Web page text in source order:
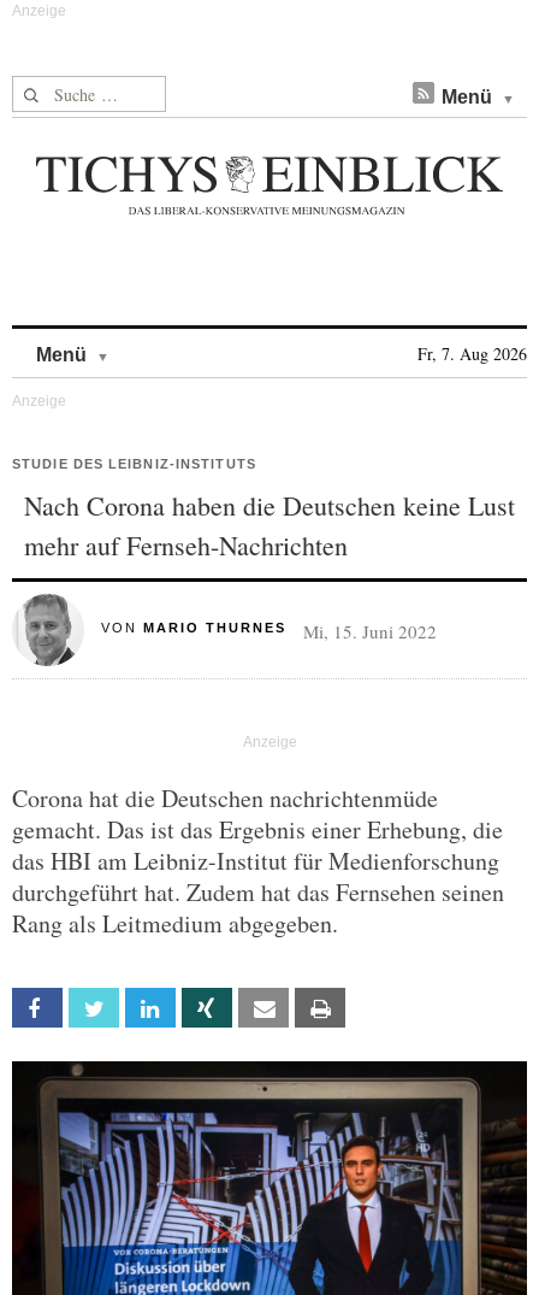
Suche nach: Menü
Menü Fr, 7. Aug 2026
STUDIE DES LEIBNIZ-INSTITUTS
Nach Corona haben die Deutschen keine Lust
mehr auf Fernseh-Nachrichten
VON MARIO THURNES Mi, 15. Juni 2022
Corona hat die Deutschen nachrichtenmüde
gemacht. Das ist das Ergebnis einer Erhebung, die
das HBI am Leibniz-Institut für Medienforschung
durchgeführt hat. Zudem hat das Fernsehen seinen
Rang als Leitmedium abgegeben.
Facebook Twitter Linkedin Xing Email